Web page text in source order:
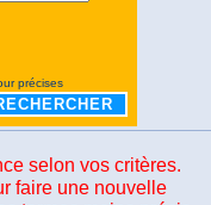
précises
selon vos critères.
faire une nouvelle